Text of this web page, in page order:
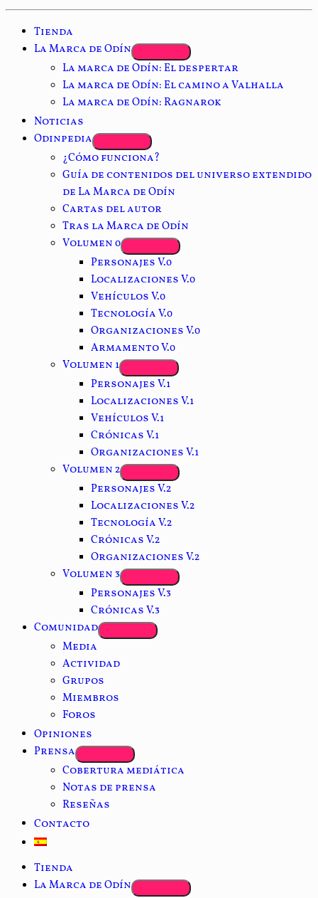
Tienda
La Marca de Odín
La marca de Odín: El despertar
La marca de Odín: El camino a Valhalla
La marca de Odín: Ragnarok
Noticias
Odinpedia
¿Cómo funciona?
Guía de contenidos del universo extendido
de La Marca de Odín
Cartas del autor
Tras la Marca de Odín
Volumen 0
Personajes V.0
Localizaciones V.0
Vehículos V.0
Tecnología V.0
Organizaciones V.0
Armamento V.0
Volumen 1
Personajes V.1
Localizaciones V.1
Vehículos V.1
Crónicas V.1
Organizaciones V.1
Volumen 2
Personajes V.2
Localizaciones V.2
Tecnología V.2
Crónicas V.2
Organizaciones V.2
Volumen 3
Personajes V.3
Crónicas V.3
Comunidad
Media
Actividad
Grupos
Miembros
Foros
Opiniones
Prensa
Cobertura mediática
Notas de prensa
Reseñas
Contacto
Tienda
La Marca de Odín